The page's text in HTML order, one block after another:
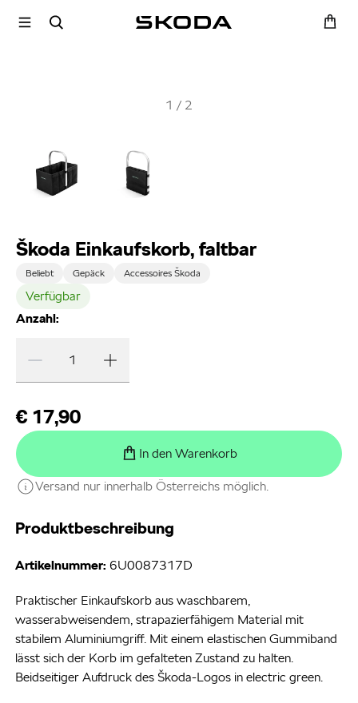
1 / 2
Produktbeschreibung
Artikelnummer: 6U0087317D
Praktischer Einkaufskorb aus waschbarem,
wasserabweisendem, strapazierfähigem Material mit
stabilem Aluminiumgriff. Mit einem elastischen Gummiband
lässt sich der Korb im gefalteten Zustand zu halten.
Beidseitiger Aufdruck des Škoda-Logos in electric green.
Škoda Einkaufskorb, faltbar
Beliebt Gepäck Accessoires Škoda
Verfügbar
Anzahl:
€ 17,90
In den Warenkorb
Versand nur innerhalb Österreichs möglich.